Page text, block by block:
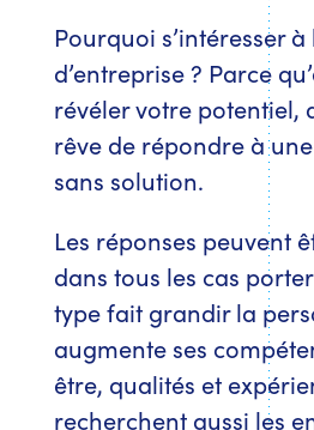
Pourquoi s’intéresser
d’entreprise ? Parce
révéler votre potentiel,
rêve de répondre à
sans solution.
Les réponses peuvent
dans tous les cas
type fait grandir la
augmente ses
être, qualités et
recherchent aussi les